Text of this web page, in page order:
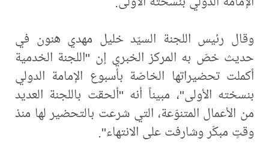
وقال رئيس اللجنة السيّد خليل مهدي هنون في
حديث خصّ به المركز الخبري إن "اللجنة الخدمية
أكملت تحضيراتها الخاصّة بأسبوع الإمامة الدولي
بنسخته الأولى"، مبيناً أنه "ألحقت باللجنة العديد
من الأعمال المتنوّعة، التي شرعت بالتحضير لها منذ
وقتٍ مبكّر وشارفت على الانتهاء".